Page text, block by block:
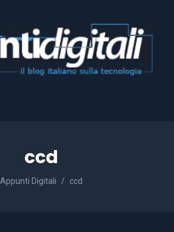
ccd
Appunti Digitali ccd